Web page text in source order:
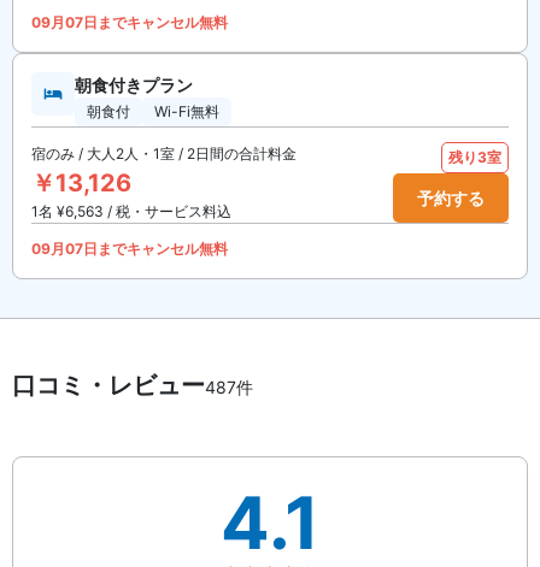
09月07日までキャンセル無料
朝食付きプラン
朝食付 Wi-Fi無料
宿のみ / 大人2人・1室 / 2日間の合計料金
￥13,126
1名 ¥6,563 / 税・サービス料込
残り3室
予約する
09月07日までキャンセル無料
口コミ・レビュー487件
4.1